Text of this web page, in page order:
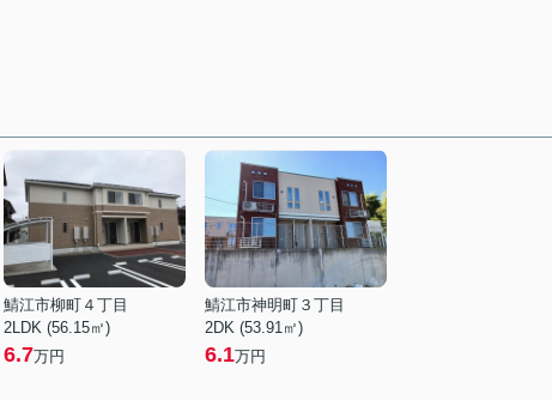
鯖江市柳町４丁目
2LDK (56.15㎡)
6.7万円
鯖江市神明町３丁目
2DK (53.91㎡)
6.1万円